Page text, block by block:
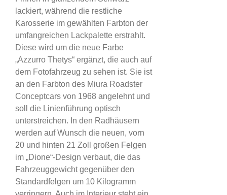
lackiert, während die restliche
Karosserie im gewählten Farbton der
umfangreichen Lackpalette erstrahlt.
Diese wird um die neue Farbe
„Azzurro Thetys“ ergänzt, die auch auf
dem Fotofahrzeug zu sehen ist. Sie ist
an den Farbton des Miura Roadster
Conceptcars von 1968 angelehnt und
soll die Linienführung optisch
unterstreichen. In den Radhäusern
werden auf Wunsch die neuen, vorn
20 und hinten 21 Zoll großen Felgen
im „Dione“-Design verbaut, die das
Fahrzeuggewicht gegenüber den
Standardfelgen um 10 Kilogramm